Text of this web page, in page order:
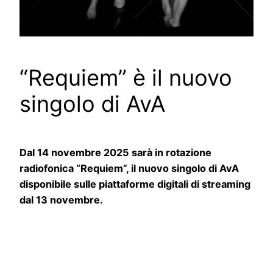
“Requiem” è il nuovo
singolo di AvA
Dal 14 novembre 2025 sarà in rotazione
radiofonica “Requiem”, il nuovo singolo di AvA
disponibile sulle piattaforme digitali di streaming
dal 13 novembre.